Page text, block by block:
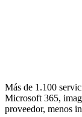
Más de 1.100
Microsoft 365,
proveedor, menos